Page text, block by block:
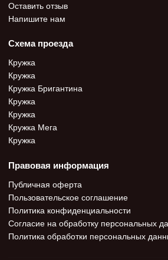
Оставить отзыв
Напишите нам
Схема проезда
Кружка
Кружка
Кружка Бригантина
Кружка
Кружка
Кружка Мега
Кружка
Правовая информация
Публичная оферта
Пользовательское соглашение
Политика конфиденциальности
Согласие на обработку персональных
Политика обработки персональных